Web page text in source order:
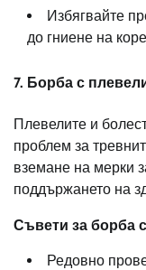
Избягвайте
до гниене на
7. Борба с
Плевелите и
проблем за
вземане на мерки
поддържането на
Съвети за борба
Редовно